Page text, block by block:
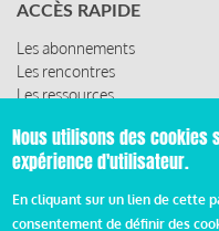
ACCÈS RAPIDE
Les abonnements
Les rencontres
Les ressources
Nous utilisons des cookies
expérience d'utilisateur.
En cliquant sur un lien de cette
consentement de définir des